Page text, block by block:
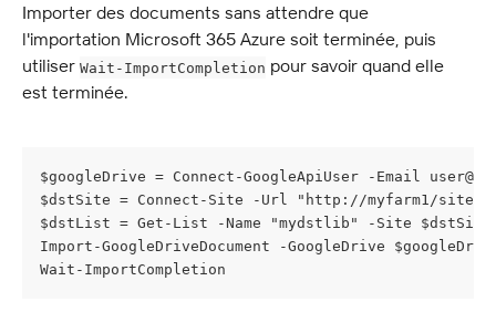
Importer des documents sans attendre que
l'importation Microsoft 365 Azure soit terminée, puis
utiliser Wait-ImportCompletion pour savoir quand elle
est terminée.
$googleDrive = Connect-GoogleApiUser -Email
$dstSite = Connect-Site -Url "http://myfarm1/sites/
$dstList = Get-List -Name "mydstlib" -Site $dstSite
Import-GoogleDriveDocument -GoogleDrive
Wait-ImportCompletion